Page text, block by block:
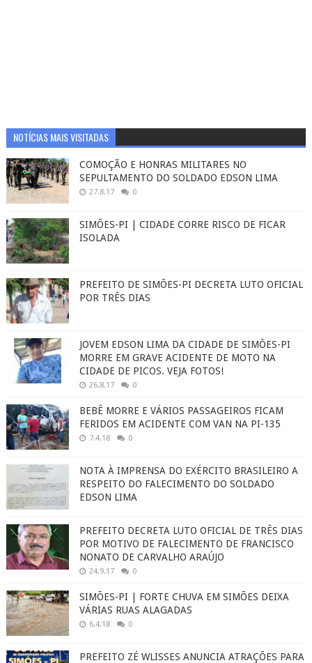
NOTÍCIAS MAIS VISITADAS
COMOÇÃO E HONRAS MILITARES NO
SEPULTAMENTO DO SOLDADO EDSON LIMA
27.8.17 0
SIMÕES-PI | CIDADE CORRE RISCO DE FICAR
ISOLADA
PREFEITO DE SIMÕES-PI DECRETA LUTO OFICIAL
POR TRÊS DIAS
JOVEM EDSON LIMA DA CIDADE DE SIMÕES-PI
MORRE EM GRAVE ACIDENTE DE MOTO NA
CIDADE DE PICOS. VEJA FOTOS!
26.8.17 0
BEBÊ MORRE E VÁRIOS PASSAGEIROS FICAM
FERIDOS EM ACIDENTE COM VAN NA PI-135
7.4.18 0
NOTA À IMPRENSA DO EXÉRCITO BRASILEIRO A
RESPEITO DO FALECIMENTO DO SOLDADO
EDSON LIMA
PREFEITO DECRETA LUTO OFICIAL DE TRÊS DIAS
POR MOTIVO DE FALECIMENTO DE FRANCISCO
NONATO DE CARVALHO ARAÚJO
24.9.17 0
SIMÕES-PI | FORTE CHUVA EM SIMÕES DEIXA
VÁRIAS RUAS ALAGADAS
6.4.18 0
PREFEITO ZÉ WLISSES ANUNCIA ATRAÇÕES PARA